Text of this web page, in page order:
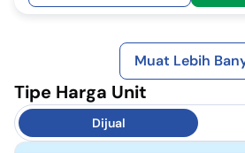
Muat Lebih
Tipe Harga Unit
Dijual